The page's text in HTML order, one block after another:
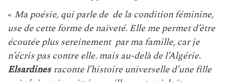
« Ma poésie, qui parle de de la condition féminine,
use de cette forme de naïveté. Elle me permet d’être
écoutée plus sereinement par ma famille, car je
n’écris pas contre elle. mais au-delà de l’Algérie.
Elsardines raconte l’histoire universelle d’une fille